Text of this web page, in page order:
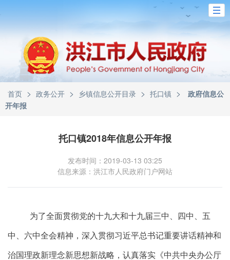
首页 > 政务公开 > 乡镇信息公开目录 > 托口镇 >
政府信息公
开年报
托口镇2018年信息公开年报
发布时间：2019-03-13 03:25
信息来源：洪江市人民政府门户网站
为了全面贯彻党的十九大和十九届三中、四中、五
中、六中全会精神，深入贯彻习近平总书记重要讲话精神和
治国理政新理念新思想新战略，认真落实《中共中央办公厅